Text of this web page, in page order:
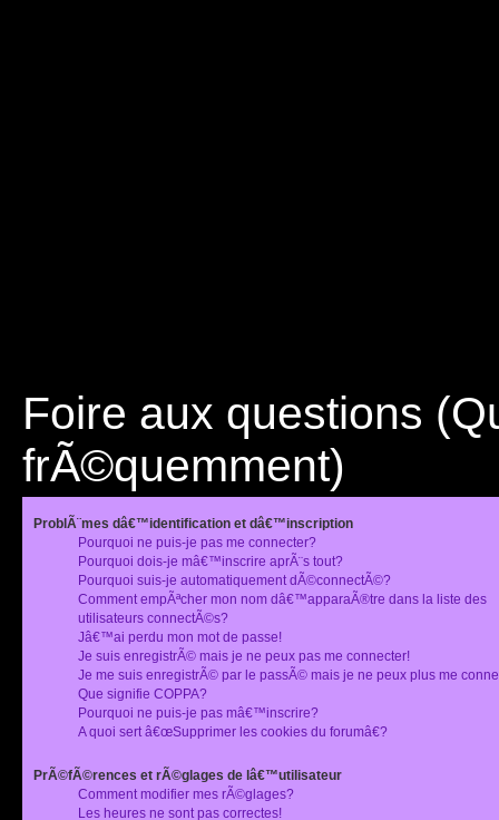
Foire aux questions
frÃ©quemment)
ProblÃ¨mes dâ€™identification et dâ€™inscription
Pourquoi ne puis-je pas me connecter?
Pourquoi dois-je mâ€™inscrire aprÃ¨s tout?
Pourquoi suis-je automatiquement dÃ©connectÃ©?
Comment empÃªcher mon nom dâ€™apparaÃ®tre dans la liste des
utilisateurs connectÃ©s?
Jâ€™ai perdu mon mot de passe!
Je suis enregistrÃ© mais je ne peux pas me connecter!
Je me suis enregistrÃ© par le passÃ© mais je ne peux plus me
Que signifie COPPA?
Pourquoi ne puis-je pas mâ€™inscrire?
A quoi sert â€œSupprimer les cookies du forumâ€?
PrÃ©fÃ©rences et rÃ©glages de lâ€™utilisateur
Comment modifier mes rÃ©glages?
Les heures ne sont pas correctes!